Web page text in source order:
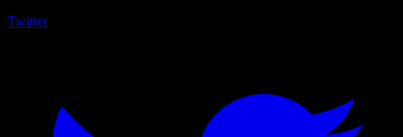
Twitter